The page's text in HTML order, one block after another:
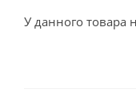
У данного товара